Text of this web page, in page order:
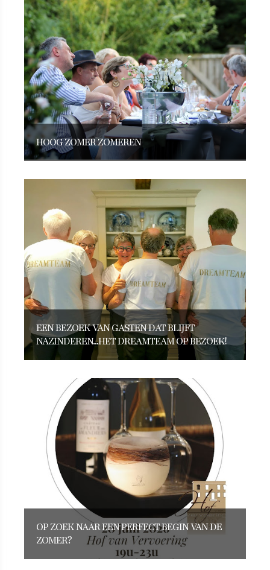
HOOG ZOMER ZOMEREN
EEN BEZOEK VAN GASTEN DAT BLIJFT
NAZINDEREN...HET DREAMTEAM OP BEZOEK!
OP ZOEK NAAR EEN PERFECT BEGIN VAN DE
ZOMER?